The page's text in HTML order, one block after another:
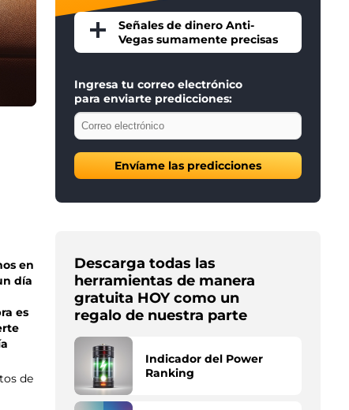
en
día
es
de
Señales de dinero Anti-
Vegas sumamente precisas
Ingresa tu correo electrónico
para enviarte predicciones:
Envíame las predicciones
Descarga todas las
herramientas de manera
gratuita HOY como un
regalo de nuestra parte
Indicador del Power
Ranking